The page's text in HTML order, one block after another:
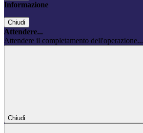
Informazione
Chiudi
Attendere...
Attendere il completamento dell'operazione...
Chiudi